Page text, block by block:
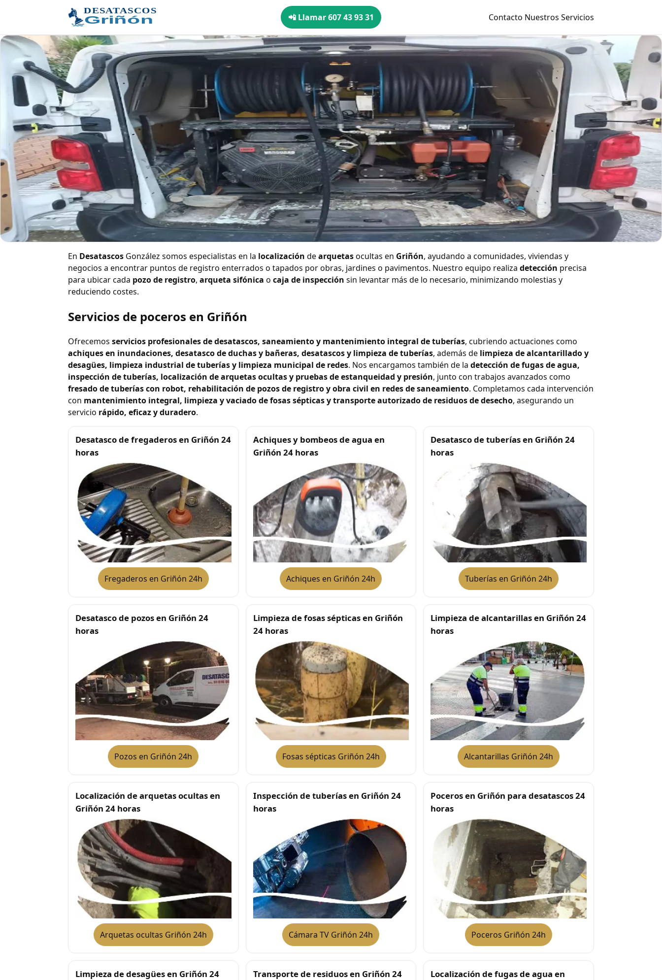
📲 Llamar 607 43 93 31 Contacto Nuestros Servicios
Localización de arquetas ocultas en Griñón
En Desatascos González somos especialistas en la localización dearquetasocultas en Griñón, ayudando a comunidades, viviendas y
negocios a encontrar puntos de registro enterrados o tapados por obras, jardines o pavimentos. Nuestro equipo realiza detección precisa
para ubicar cada pozo de registro, arqueta sifónica o caja de inspección sin levantar más de lo necesario, minimizando molestias y
reduciendo costes.
Servicios de poceros en Griñón
Ofrecemos servicios profesionales de desatascos, saneamiento y mantenimiento integral de tuberías, cubriendo actuaciones como
achiques en inundaciones, desatasco de duchas y bañeras, desatascos y limpieza de tuberías, además de limpieza de alcantarillado y
desagües, limpieza industrial de tuberías y limpieza municipal de redes. Nos encargamos también de la detección de fugas de agua,
inspección de tuberías, localización de arquetas ocultas y pruebas de estanqueidad y presión, junto con trabajos avanzados como
fresado de tuberías con robot, rehabilitación de pozos de registro y obra civil en redes de saneamiento. Completamos cada intervención
con mantenimiento integral, limpieza y vaciado de fosas sépticas y transporte autorizado de residuos de desecho, asegurando un
servicio rápido, eficaz y duradero.
Desatasco de fregaderos en Griñón 24
horas
Fregaderos en Griñón 24h
Achiques y bombeos de agua en
Griñón 24 horas
Achiques en Griñón 24h
Desatasco de tuberías en Griñón 24
horas
Tuberías en Griñón 24h
Desatasco de pozos en Griñón 24
horas
Pozos en Griñón 24h
Limpieza de fosas sépticas en Griñón
24 horas
Fosas sépticas Griñón 24h
Limpieza de alcantarillas en Griñón 24
horas
Alcantarillas Griñón 24h
Localización de arquetas ocultas en
Griñón 24 horas
Arquetas ocultas Griñón 24h
Inspección de tuberías en Griñón 24
horas
Cámara TV Griñón 24h
Poceros en Griñón para desatascos 24
horas
Poceros Griñón 24h
Limpieza de desagües en Griñón 24
Transporte de residuos en Griñón 24
Localización de fugas de agua en